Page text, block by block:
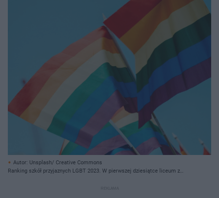
Autor: Unsplash/ Creative Commons
Ranking szkół przyjaznych LGBT 2023. W pierwszej dziesiątce liceum z